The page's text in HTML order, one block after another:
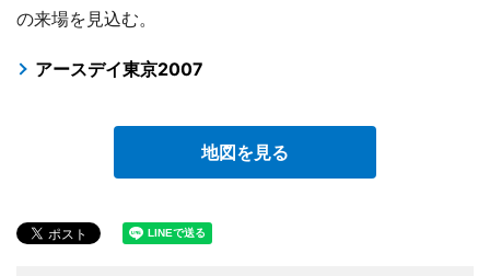
の来場を見込む。
アースデイ東京2007
地図を見る